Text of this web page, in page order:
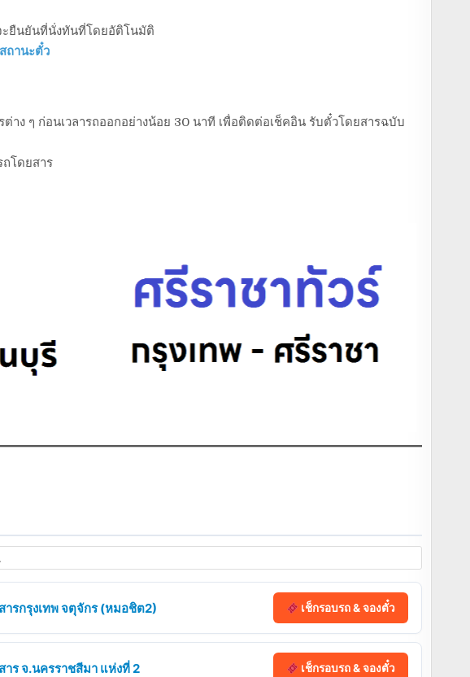
ะยืนยันที่นั่งทันที่โดยอัติโนมัติ
ถานะตั๋ว
าง ๆ ก่อนเวลารถออกอย่างน้อย 30 นาที เพื่อติดต่อเช็คอิน รับตั๋วโดยสารฉบับ
ถโดยสาร
รกรุงเทพ จตุจักร (หมอชิต2) เช็กรอบรถ & จองตั๋ว
ร จ.นครราชสีมา แห่งที่ 2 เช็กรอบรถ & จองตั๋ว